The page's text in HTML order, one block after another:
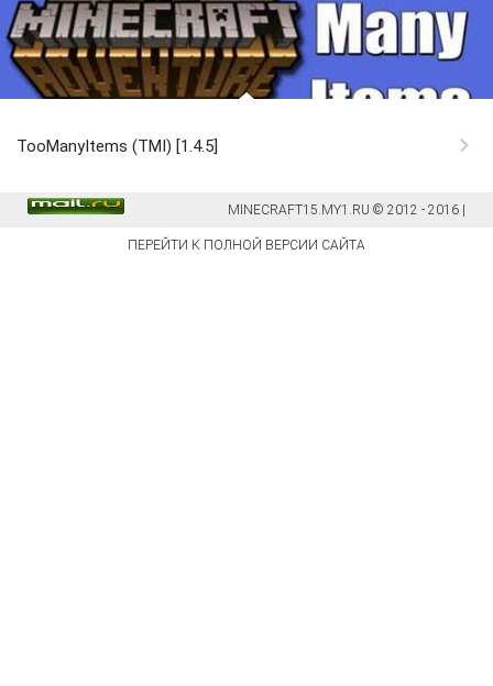
TooManyItems (TMI) [1.4.5]
MINECRAFT15.MY1.RU © 2012 - 2016 |
ПЕРЕЙТИ К ПОЛНОЙ ВЕРСИИ САЙТА